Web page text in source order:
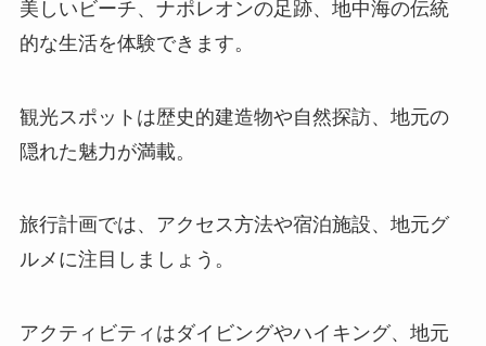
美しいビーチ、ナポレオンの足跡、地中海の伝統
的な生活を体験できます。
観光スポットは歴史的建造物や自然探訪、地元の
隠れた魅力が満載。
旅行計画では、アクセス方法や宿泊施設、地元グ
ルメに注目しましょう。
アクティビティはダイビングやハイキング、地元